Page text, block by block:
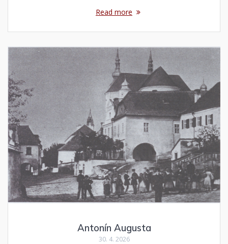
Read more
Antonín Augusta
30. 4. 2026